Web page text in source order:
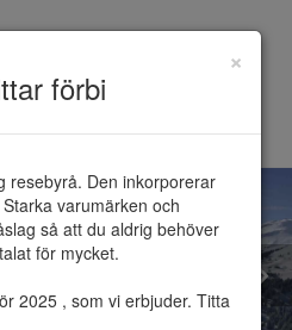
förbi
×
resebyrå. Den inkorporerar
varumärken och
så att du aldrig behöver
för mycket.
2025 , som vi erbjuder. Titta